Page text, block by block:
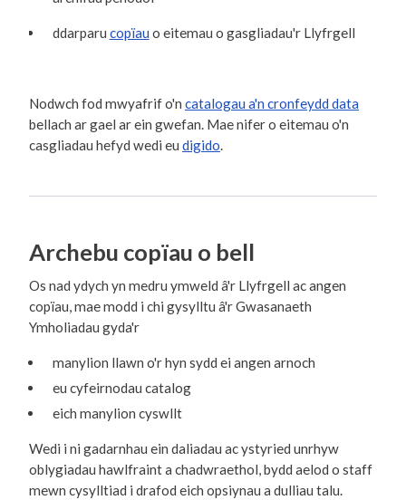
ddarparu copïau o eitemau o gasgliadau'r Llyfrgell
Nodwch fod mwyafrif o'n catalogau a'n cronfeydd data
bellach ar gael ar ein gwefan. Mae nifer o eitemau o'n
casgliadau hefyd wedi eu digido.
Archebu copïau o bell
Os nad ydych yn medru ymweld â'r Llyfrgell ac angen
copïau, mae modd i chi gysylltu â'r Gwasanaeth
Ymholiadau gyda'r
manylion llawn o'r hyn sydd ei angen arnoch
eu cyfeirnodau catalog
eich manylion cyswllt
Wedi i ni gadarnhau ein daliadau ac ystyried unrhyw
oblygiadau hawlfraint a chadwraethol, bydd aelod o staff
mewn cysylltiad i drafod eich opsiynau a dulliau talu.